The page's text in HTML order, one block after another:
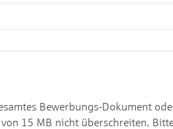
Bewerbungs-Dokument
15 MB nicht überschreiten.